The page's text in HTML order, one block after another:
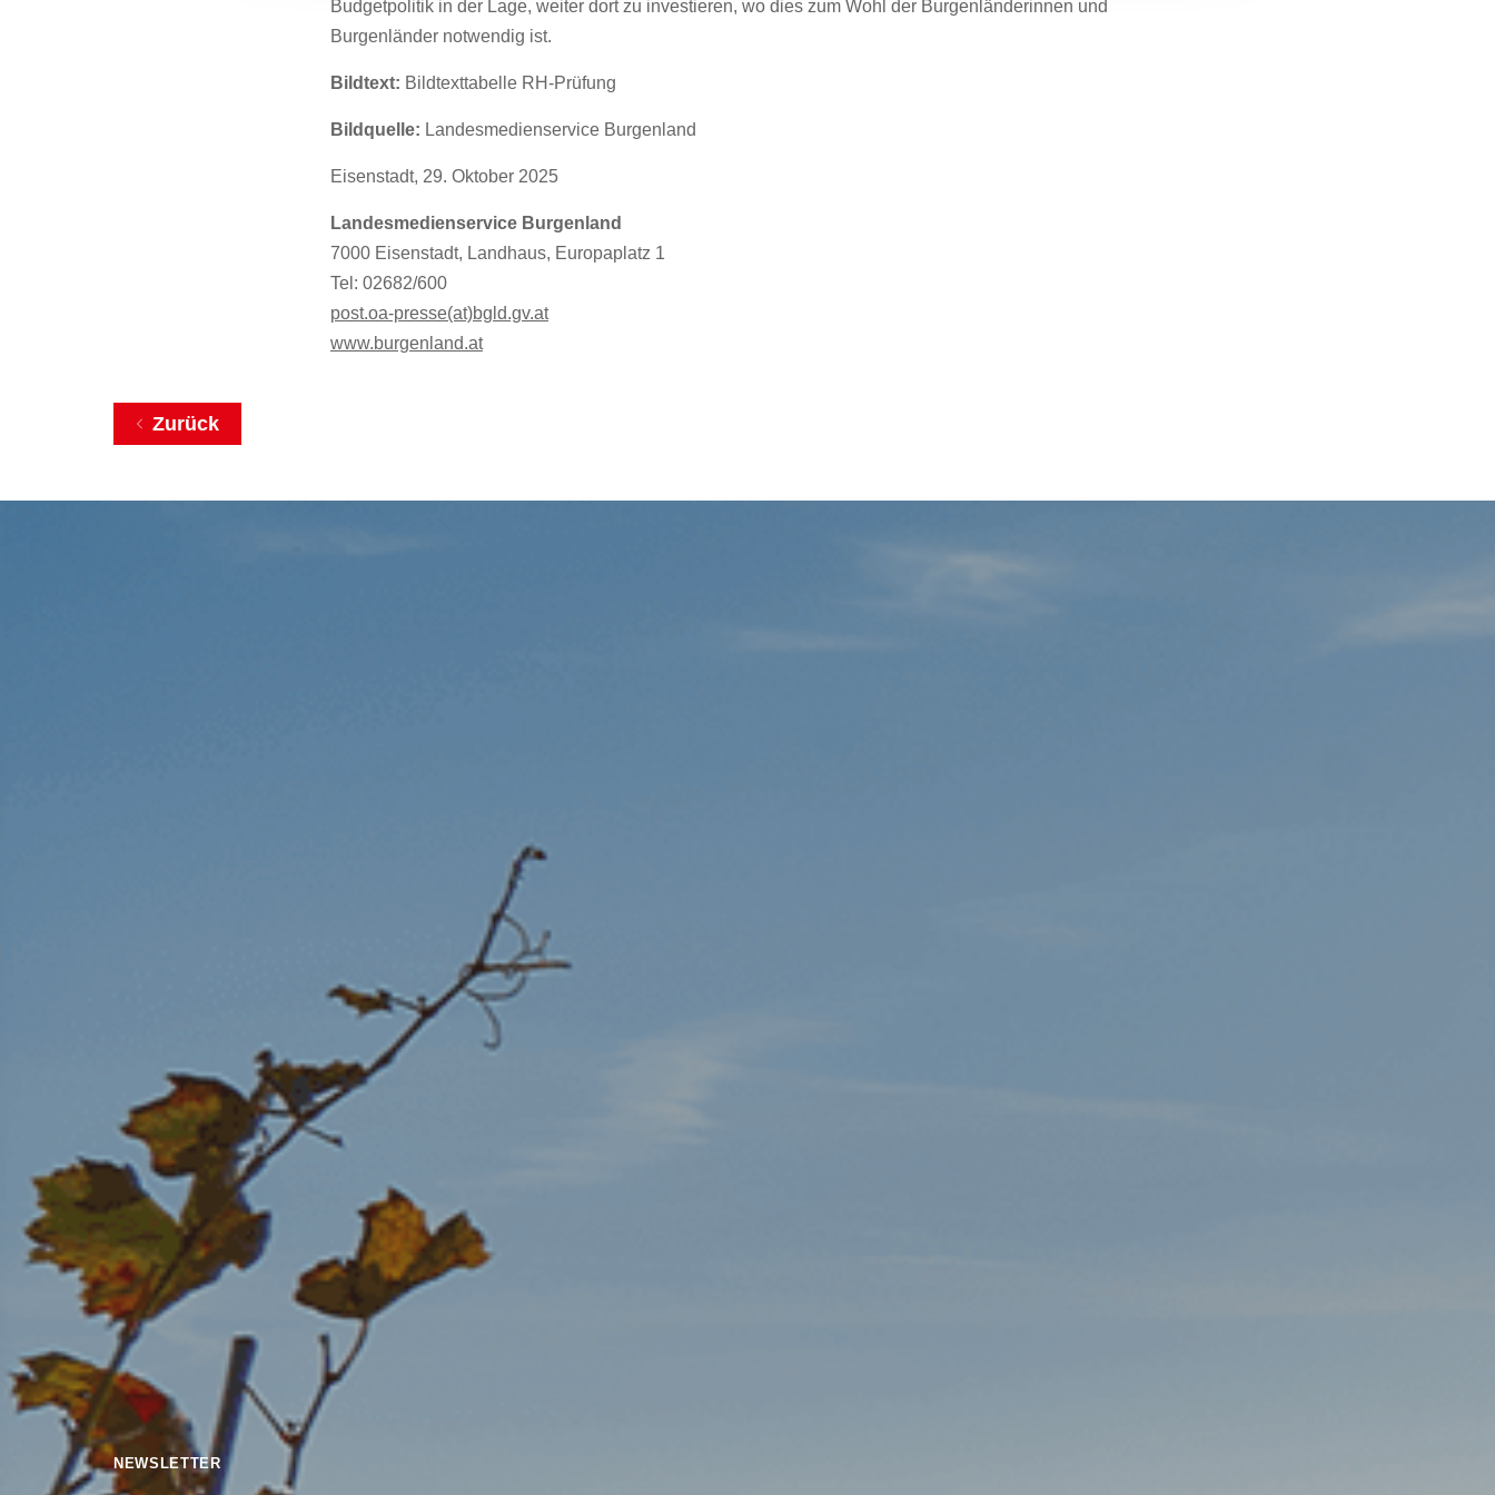
Budgetpolitik in der Lage, weiter dort zu investieren, wo dies zum Wohl der Burgenländerinnen und
Burgenländer notwendig ist.
Bildtext: Bildtexttabelle RH-Prüfung
Bildquelle: Landesmedienservice Burgenland
Eisenstadt, 29. Oktober 2025
Landesmedienservice Burgenland
7000 Eisenstadt, Landhaus, Europaplatz 1
Tel: 02682/600
post.oa-presse(at)bgld.gv.at
www.burgenland.at
Zurück
NEWSLETTER